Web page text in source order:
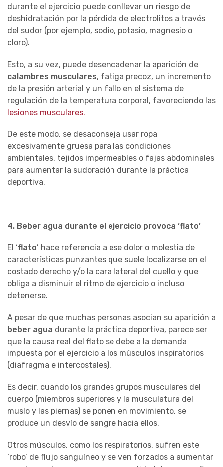
durante el ejercicio puede conllevar un riesgo de
deshidratación por la pérdida de electrolitos a través
del sudor (por ejemplo, sodio, potasio, magnesio o
cloro).
Esto, a su vez, puede desencadenar la aparición de
calambres musculares, fatiga precoz, un incremento
de la presión arterial y un fallo en el sistema de
regulación de la temperatura corporal, favoreciendo las
lesiones musculares.
De este modo, se desaconseja usar ropa
excesivamente gruesa para las condiciones
ambientales, tejidos impermeables o fajas abdominales
para aumentar la sudoración durante la práctica
deportiva.
4. Beber agua durante el ejercicio provoca ‘flato’
El ‘flato’ hace referencia a ese dolor o molestia de
características punzantes que suele localizarse en el
costado derecho y/o la cara lateral del cuello y que
obliga a disminuir el ritmo de ejercicio o incluso
detenerse.
A pesar de que muchas personas asocian su aparición a
beber agua durante la práctica deportiva, parece ser
que la causa real del flato se debe a la demanda
impuesta por el ejercicio a los músculos inspiratorios
(diafragma e intercostales).
Es decir, cuando los grandes grupos musculares del
cuerpo (miembros superiores y la musculatura del
muslo y las piernas) se ponen en movimiento, se
produce un desvío de sangre hacia ellos.
Otros músculos, como los respiratorios, sufren este
‘robo’ de flujo sanguíneo y se ven forzados a aumentar